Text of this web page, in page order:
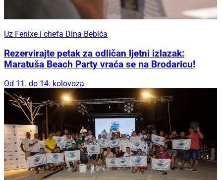
Uz Fenixe i chefa Dina Bebića
Rezervirajte petak za odličan ljetni izlazak:
Maratuša Beach Party vraća se na Brodaricu!
Od 11. do 14. kolovoza